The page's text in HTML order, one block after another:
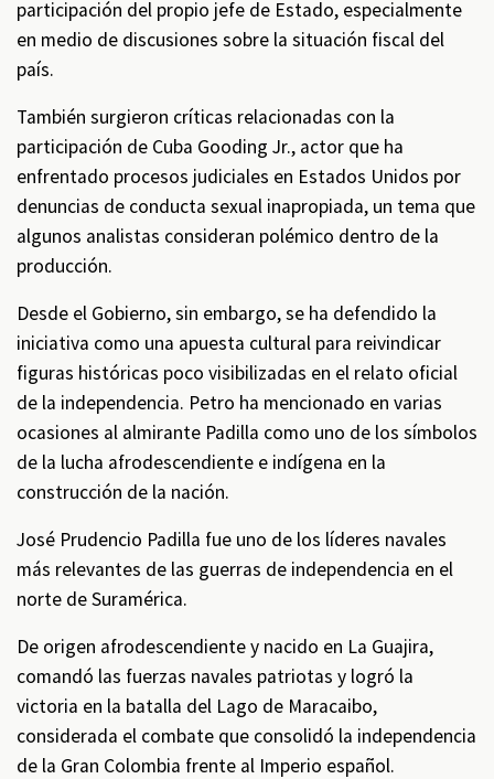
participación del propio jefe de Estado, especialmente
en medio de discusiones sobre la situación fiscal del
país.
También surgieron críticas relacionadas con la
participación de Cuba Gooding Jr., actor que ha
enfrentado procesos judiciales en Estados Unidos por
denuncias de conducta sexual inapropiada, un tema que
algunos analistas consideran polémico dentro de la
producción.
Desde el Gobierno, sin embargo, se ha defendido la
iniciativa como una apuesta cultural para reivindicar
figuras históricas poco visibilizadas en el relato oficial
de la independencia. Petro ha mencionado en varias
ocasiones al almirante Padilla como uno de los símbolos
de la lucha afrodescendiente e indígena en la
construcción de la nación.
José Prudencio Padilla fue uno de los líderes navales
más relevantes de las guerras de independencia en el
norte de Suramérica.
De origen afrodescendiente y nacido en La Guajira,
comandó las fuerzas navales patriotas y logró la
victoria en la batalla del Lago de Maracaibo,
considerada el combate que consolidó la independencia
de la Gran Colombia frente al Imperio español.